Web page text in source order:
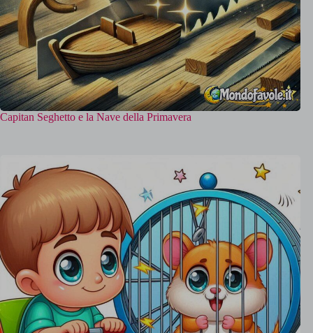
Capitan Seghetto e la Nave della Primavera